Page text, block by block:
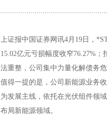
上证报中国证券网讯4月19日，
15.02亿元亏损幅度收窄76.27%
法重整，公司集中力量化解债务
值得一提的是，公司新能源业务
为发展主线，依托在光伏组件领
布局新能源领域。